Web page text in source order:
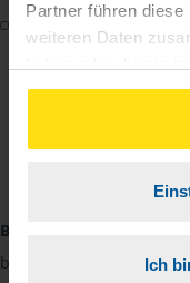
Partner führen
weiteren Daten
gesammelt haben.
können Sie der
unserer
Ich
Mit dem Absenden
Bearbeitung
Analyse der
Die
Kenntnis
Bitte beachten:
bis 14.08.2026 nicht